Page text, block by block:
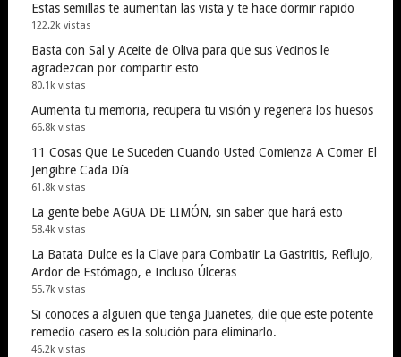
Estas semillas te aumentan las vista y te hace dormir rapido
122.2k vistas
Basta con Sal y Aceite de Oliva para que sus Vecinos le
agradezcan por compartir esto
80.1k vistas
Aumenta tu memoria, recupera tu visión y regenera los huesos
66.8k vistas
11 Cosas Que Le Suceden Cuando Usted Comienza A Comer El
Jengibre Cada Día
61.8k vistas
La gente bebe AGUA DE LIMÓN, sin saber que hará esto
58.4k vistas
La Batata Dulce es la Clave para Combatir La Gastritis, Reflujo,
Ardor de Estómago, e Incluso Úlceras
55.7k vistas
Si conoces a alguien que tenga Juanetes, dile que este potente
remedio casero es la solución para eliminarlo.
46.2k vistas